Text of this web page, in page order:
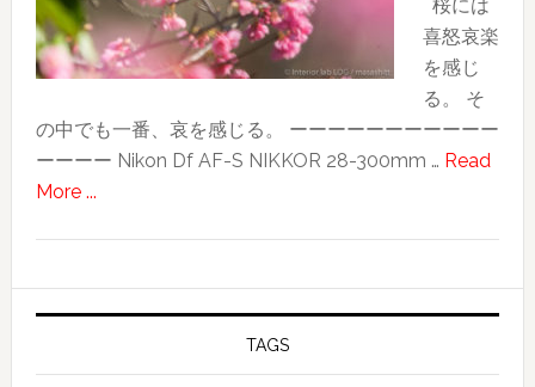
の
３〜
良
た！
泉〜
人
桜には
喜怒哀楽
を感じ
る。 そ
の中でも一番、哀を感じる。 ーーーーーーーーーーー
ーーーー Nikon Df AF-S NIKKOR 28-300mm … Read
More ...about
TAGS